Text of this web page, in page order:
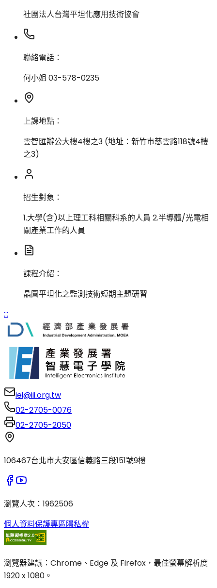
社團法人台灣平坦化應用技術協會
聯絡電話：
何小姐 03-578-0235
上課地點：
雲智匯辦公大樓4樓之3 (地址：新竹市慈雲路118號4樓
之3)
招生對象：
1.大學(含)以上理工科相關科系的人員 2.半導體/光電相
關產業工作的人員
課程介紹：
晶圓平坦化之監測技術短期主題研習
:::
iei@iii.org.tw
02-2705-0076
02-2705-2050
106467台北市大安區信義路三段151號9樓
瀏覽人次 ： 1962506
個人資料保護專區隱私權
瀏覽器建議：Chrome、Edge 及 Firefox，最佳螢幕解析度
1920 x 1080。